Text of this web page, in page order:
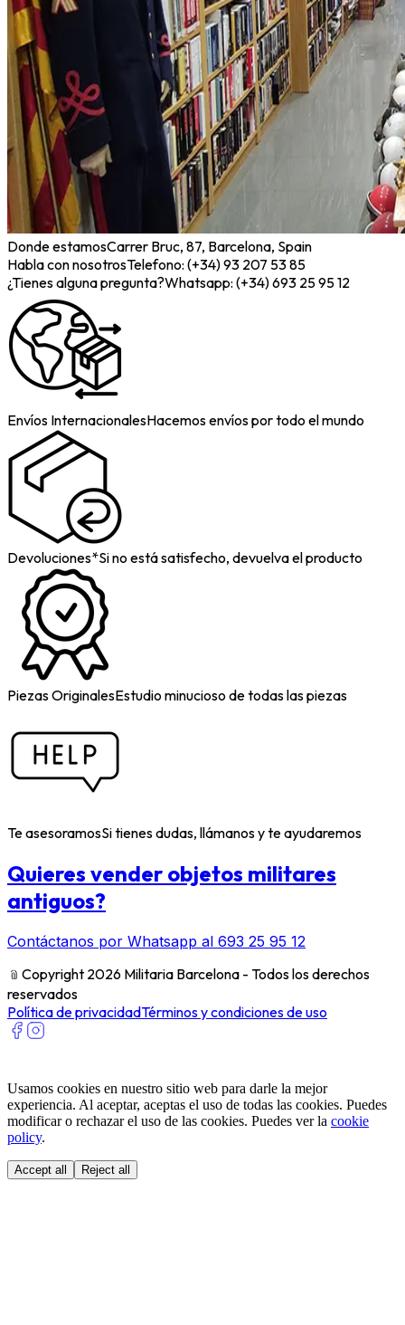
Donde estamosCarrer Bruc, 87, Barcelona, Spain
Habla con nosotrosTelefono: (+34) 93 207 53 85
¿Tienes alguna pregunta?Whatsapp: (+34) 693 25 95 12
Envíos InternacionalesHacemos envíos por todo el mundo
Devoluciones*Si no está satisfecho, devuelva el producto
Piezas OriginalesEstudio minucioso de todas las piezas
Te asesoramosSi tienes dudas, llámanos y te ayudaremos
Quieres vender objetos militares
antiguos?
Contáctanos por Whatsapp al 693 25 95 12
﹫ Copyright 2026 Militaria Barcelona - Todos los derechos
reservados
Política de privacidadTérminos y condiciones de uso
Usamos cookies en nuestro sitio web para darle la mejor
experiencia. Al aceptar, aceptas el uso de todas las cookies. Puedes
modificar o rechazar el uso de las cookies. Puedes ver la cookie
policy.
Accept all Reject all